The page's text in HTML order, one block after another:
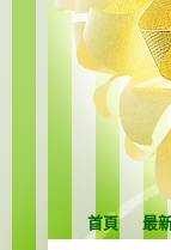
首頁 最